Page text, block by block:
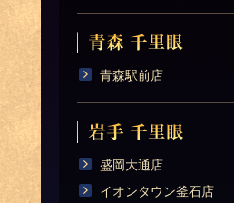
青森駅前店
盛岡大通店
イオンタウン釜石店